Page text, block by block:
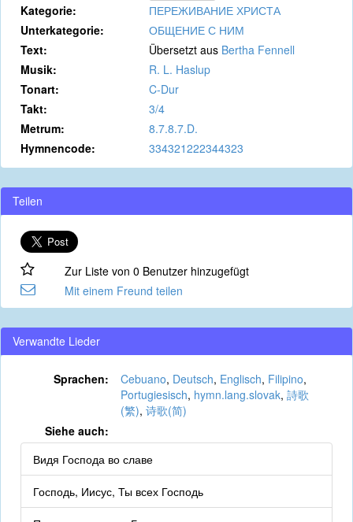
Kategorie:
ПЕРЕЖИВАНИЕ ХРИСТА
Unterkategorie:
ОБЩЕНИЕ С НИМ
Text:
Übersetzt aus Bertha Fennell
Musik:
R. L. Haslup
Tonart:
C-Dur
Takt:
3/4
Metrum:
8.7.8.7.D.
Hymnencode:
334321222344323
Teilen
Zur Liste von 0 Benutzer hinzugefügt
Mit einem Freund teilen
Verwandte Lieder
Sprachen: Cebuano, Deutsch, Englisch, Filipino,
Portugiesisch, hymn.lang.slovak, 詩歌
(繁), 诗歌(简)
Siehe auch:
Видя Господа во славе
Господь, Иисус, Ты всех Господь